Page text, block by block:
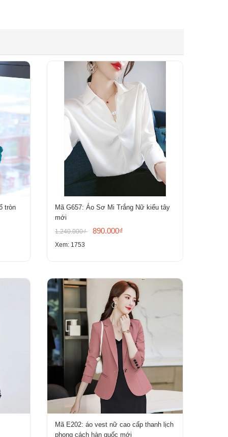
tròn
Mã G657: Áo Sơ Mi Trắng Nữ kiểu tây
mới
1.240.000₫ 890.000₫
Xem: 1753
Mã E202: áo vest nữ cao cấp thanh lịch
phong cách hàn quốc mới